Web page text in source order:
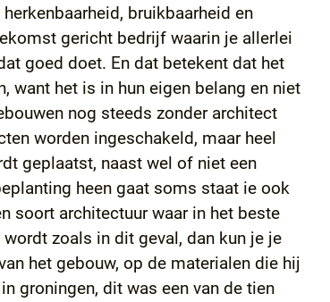
bruikbaarheid en
gericht bedrijf waarin je allerlei
goed doet. En dat betekent dat het
want het is in hun eigen belang en niet
nog steeds zonder architect
worden ingeschakeld, maar heel
geplaatst, naast wel of niet een
heen gaat soms staat ie ook
soort architectuur waar in het beste
zoals in dit geval, dan kun je je
het gebouw, op de materialen die hij
groningen, dit was een van de tien